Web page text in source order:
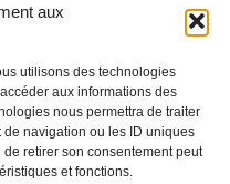
aux
utilisons des technologies
aux informations des
nous permettra de traiter
navigation ou les ID uniques
retirer son consentement peut
et fonctions.